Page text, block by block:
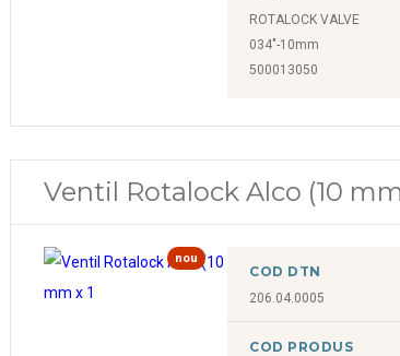
ROTALOCK VALVE
034"-10mm
500013050
Ventil Rotalock Alco (10
nou
COD DTN
206.04.0005
COD PRODUS